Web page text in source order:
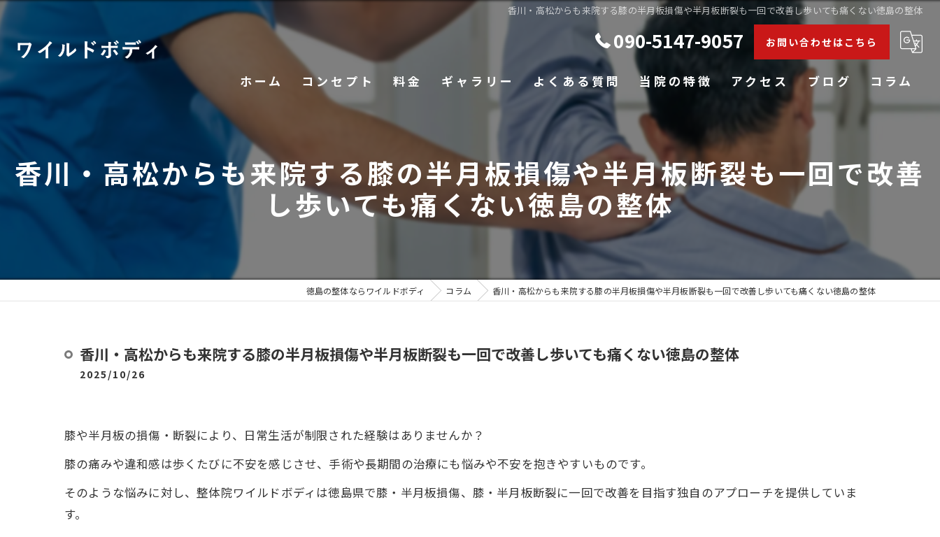
香川・高松からも来院する膝の半月板損傷や半月板断裂も一回で改善し歩いても痛くない徳島の整体
090-5147-9057 お問い合わせはこちら
ホーム コンセプト 料金 ギャラリー よくある質問 当院の特徴
肩こり
腰痛
膝
五十肩
アクセス ブログ コラム
香川・高松からも来院する膝の半月板損傷や半月板断裂も一回で改善
し歩いても痛くない徳島の整体
徳島の整体ならワイルドボディ コラム 香川・高松からも来院する膝の半月板損傷や半月板断裂も一回で改善し歩いても痛くない徳島の整体
香川・高松からも来院する膝の半月板損傷や半月板断裂も一回で改善し歩いても痛くない徳島の整体
2025/10/26
膝や半月板の損傷・断裂により、日常生活が制限された経験はありませんか？
膝の痛みや違和感は歩くたびに不安を感じさせ、手術や長期間の治療にも悩みや不安を抱きやすいものです。
そのような悩みに対し、整体院ワイルドボディは徳島県で膝・半月板損傷、膝・半月板断裂に一回で改善を目指す独自のアプローチを提供していま
す。